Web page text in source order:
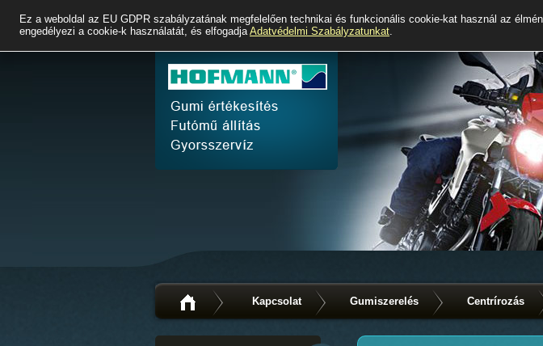
Kapcsolat Gumiszerelés Centrírozás
Ez a weboldal az EU GDPR szabályzatának megfelelően technikai és funkcionális cookie-kat használ az
engedélyezi a cookie-k használatát, és elfogadjaAdatvédelmi Szabályzatunkat.